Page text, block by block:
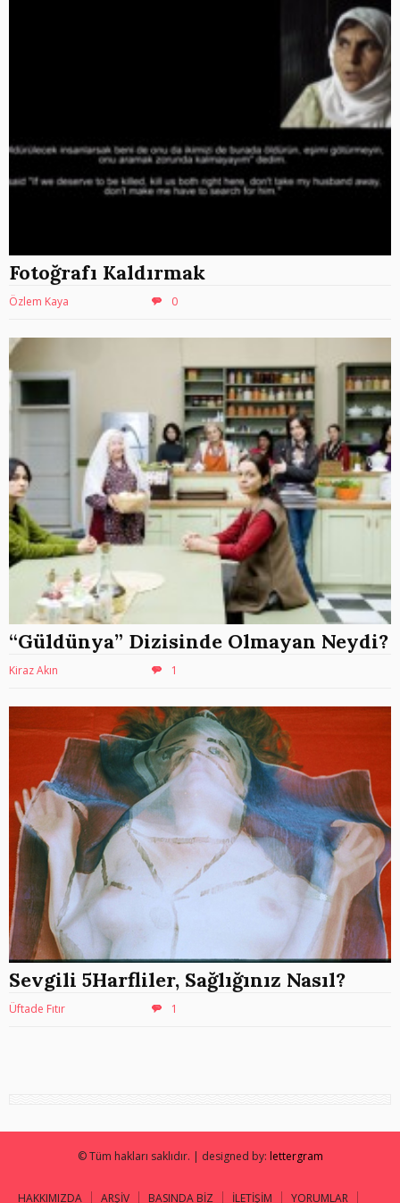
Fotoğrafı Kaldırmak
Özlem Kaya 0
“Güldünya” Dizisinde Olmayan Neydi?
Kiraz Akın 1
Sevgili 5Harfliler, Sağlığınız Nasıl?
Üftade Fıtır 1
© Tüm hakları saklıdır. | designed by: lettergram
HAKKIMIZDA ARŞİV BASINDA BİZ İLETİŞİM YORUMLAR